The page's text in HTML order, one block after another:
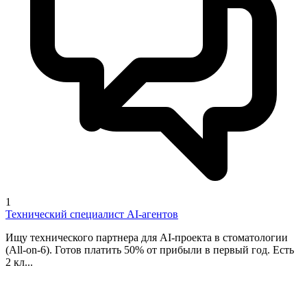
1
Технический специалист AI-агентов
Ищу технического партнера для AI-проекта в стоматологии
(All-on-6). Готов платить 50% от прибыли в первый год. Есть
2 кл...